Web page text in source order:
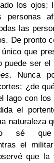
los ojos;
personas
las
De pronto
que
puede ser el
. Nunca
¿de
lago con
el
naturaleza
sé
el
que